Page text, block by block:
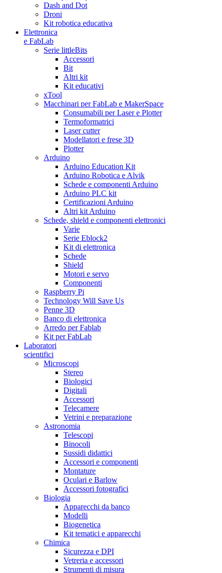
Dash and Dot
Droni
Kit robotica educativa
Elettronica
e FabLab
Serie littleBits
Accessori
Bit
Altri kit
Kit educativi
xTool
Macchinari per FabLab e MakerSpace
Consumabili per Laser e Plotter
Termoformatrici
Laser cutter
Modellatori e frese 3D
Plotter
Arduino
Arduino Education Kit
Arduino Robotica e Alvik
Schede e componenti Arduino
Arduino PLC kit
Certificazioni Arduino
Altri kit Arduino
Schede, shield e componenti elettronici
Varie
Serie Eblock2
Kit di elettronica
Schede
Shield
Motori e servo
Componenti
Raspberry Pi
Technology Will Save Us
Penne 3D
Banco di elettronica
Arredo per Fablab
Kit per FabLab
Laboratori
scientifici
Microscopi
Stereo
Biologici
Digitali
Accessori
Telecamere
Vetrini e preparazione
Astronomia
Telescopi
Binocoli
Sussidi didattici
Accessori e componenti
Montature
Oculari e Barlow
Accessori fotografici
Biologia
Apparecchi da banco
Modelli
Biogenetica
Kit tematici e apparecchi
Chimica
Sicurezza e DPI
Vetreria e accessori
Strumenti di misura